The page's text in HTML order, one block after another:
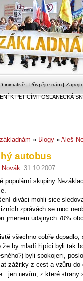
iniciativě | Přispějte nám |
K PETICÍM POSLANECKÁ
» Blogy » Aleš
autobus
Novák, 31.10.2007
populární skupiny
diváci mohli sice
zprávách se moc
jménem údajných 70%
všechno dobře
že by mladí hipíci byli tak
byli spokojeni,
zážitky z cest a vzůru do
nevím, z které strany